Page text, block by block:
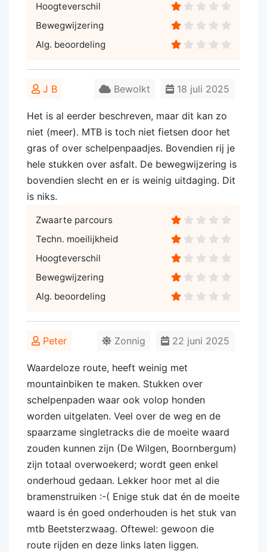
Hoogteverschil
Bewegwijzering
Alg. beoordeling
J B 18 juli 2025
Bewolkt
Het is al eerder beschreven, maar dit kan zo
niet (meer). MTB is toch niet fietsen door het
gras of over schelpenpaadjes. Bovendien rij je
hele stukken over asfalt. De bewegwijzering is
bovendien slecht en er is weinig uitdaging. Dit
is niks.
Zwaarte parcours
Techn. moeilijkheid
Hoogteverschil
Bewegwijzering
Alg. beoordeling
Peter 22 juni 2025
Zonnig
Waardeloze route, heeft weinig met
mountainbiken te maken. Stukken over
schelpenpaden waar ook volop honden
worden uitgelaten. Veel over de weg en de
spaarzame singletracks die de moeite waard
zouden kunnen zijn (De Wilgen, Boornbergum)
zijn totaal overwoekerd; wordt geen enkel
onderhoud gedaan. Lekker hoor met al die
bramenstruiken :-( Enige stuk dat én de moeite
waard is én goed onderhouden is het stuk van
mtb Beetsterzwaag. Oftewel: gewoon die
route rijden en deze links laten liggen.